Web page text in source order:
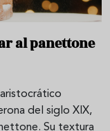
al panettone
del siglo XIX,
Su textura